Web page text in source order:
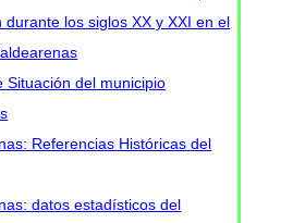
durante los siglos XX y XXI en el
Situación del municipio
Referencias Históricas del
datos estadísticos del